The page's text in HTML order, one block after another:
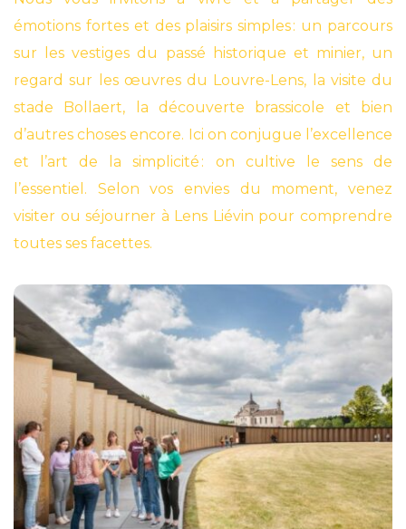
émotions fortes et des plaisirs simples : un parcours
sur les vestiges du passé historique et minier, un
regard sur les œuvres du Louvre-Lens, la visite du
stade Bollaert, la découverte brassicole et bien
d’autres choses encore. Ici on conjugue l’excellence
et l’art de la simplicité : on cultive le sens de
l’essentiel. Selon vos envies du moment, venez
visiter ou séjourner à Lens Liévin pour comprendre
toutes ses facettes.